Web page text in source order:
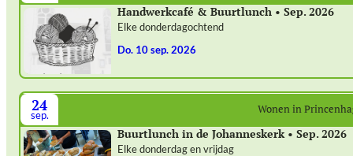
Handwerkcafé & Buurtlunch • Sep. 2026
Elke donderdagochtend
do. 10 sep. 2026
24
sep. Wonen in
Buurtlunch in de Johanneskerk • Sep. 2026
Elke donderdag en vrijdag